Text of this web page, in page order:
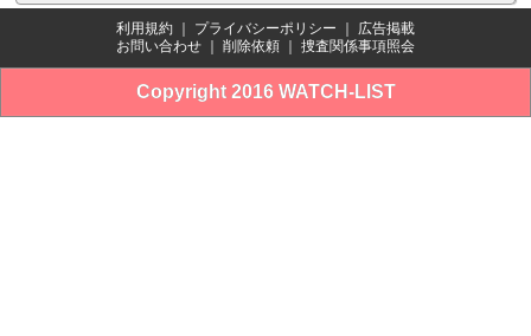
利用規約 プライバシーポリシー
広告掲載
お問い合わせ
削除依頼 捜査関係事項照会
Copyright 2016 WATCH-LIST